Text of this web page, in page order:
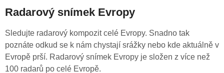
Radarový snímek Evropy
Sledujte radarový kompozit celé Evropy. Snadno tak
poznáte odkud se k nám chystají srážky nebo kde aktuálně v
Evropě prší. Radarový snímek Evropy je složen z více než
100 radarů po celé Evropě.